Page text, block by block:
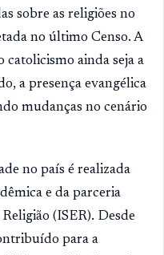
sobre as religiões no
no último Censo. A
catolicismo ainda seja a
a presença evangélica
mudanças no cenário
no país é realizada
e da parceria
(ISER). Desde
para a